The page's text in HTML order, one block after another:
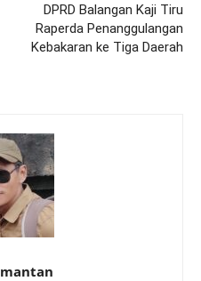
DPRD Balangan Kaji Tiru
Raperda Penanggulangan
Kebakaran ke Tiga Daerah